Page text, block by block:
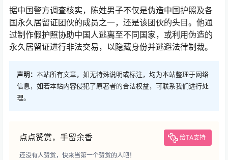
据中国警方调查核实，陈姓男子不仅是伪造中国护照及各
国永久居留证团伙的成员之一，还是该团伙的头目。他通
过制作假护照协助中国人逃离至不同国家，或利用伪造的
永久居留证进行非法交易，以隐藏身份并逃避法律制裁。
声明： 本站所有文章，如无特殊说明或标注，均为本站整理于网络
信息，如若本站内容侵犯了原著者的合法权益，可联系我们进行处
理。
点点赞赏，手留余香 给TA支持
还没有人赞赏，快来当第一个赞赏的人吧！